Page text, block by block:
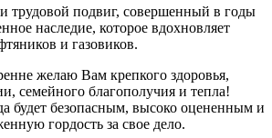
трудовой подвиг, совершенный в годы
наследие, которое вдохновляет
и газовиков.
желаю Вам крепкого здоровья,
семейного благополучия и тепла!
будет безопасным, высоко оцененным и
гордость за свое дело.